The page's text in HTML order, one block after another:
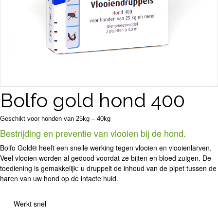
Bolfo gold hond 400
Geschikt voor honden van 25kg – 40kg
Bestrijding en preventie van vlooien bij de hond.
Bolfo Gold® heeft een snelle werking tegen vlooien en vlooienlarven.
Veel vlooien worden al gedood voordat ze bijten en bloed zuigen. De
toediening is gemakkelijk: u druppelt de inhoud van de pipet tussen de
haren van uw hond op de intacte huid.
Werkt snel